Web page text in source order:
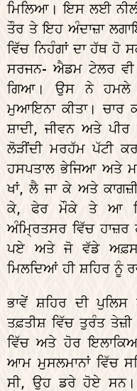
ਮਿਲਿਆ। ਇਸ ਲਈ
ਤੌਰ ਤੇ ਇਹ ਅੰਦਾਜ਼ਾ
ਵਿੱਚ ਨਿਹੰਗਾਂ ਦਾ ਹੱਥ ਹੋ
ਸਰਜਨ- ਐਡਮ ਟੇਲਰ ਵੀ
ਗਿਆ। ਉਸ ਨੇ ਹਮਲੇ
ਮੁਆਇਨਾ ਕੀਤਾ। ਚਾਰ
ਸ਼ਾਦੀ, ਜੀਵਨ ਅਤੇ
ਲੋੜੀਂਦੀ ਮਰਹੱਮ ਪੱਟੀ
ਹਸਪਤਾਲ ਭੇਜਿਆ ਅਤੇ
ਖਾਂ, ਲੈ ਜਾ ਕੇ ਅਤੇ
ਕੇ, ਫੇਰ ਮੌਕੇ ਤੇ ਆ
ਅੰਮ੍ਰਿਤਸਰ ਵਿੱਚ
ਪਏ ਅਤੇ ਜੋ ਵੱਡੇ
ਮਿਲਦਿਆਂ ਹੀ ਸ਼ਹਿਰ ਨੂੰ
ਭਾਵੇਂ ਸ਼ਹਿਰ ਦੀ
ਤਫ਼ਤੀਸ਼ ਵਿੱਚ ਤੁਰੰਤ
ਵਿੱਚ ਅਤੇ ਹੋਰ
ਆਮ ਮੁਸਲਮਾਨਾਂ ਵਿੱਚ
ਸੀ, ਉਹ ਡਰੇ ਹੋਏ ਸਨ।